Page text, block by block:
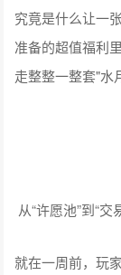
究竟是什么让一
准备的超值福利
走整整一整套"水
从“许愿池”到“
就在一周前，玩